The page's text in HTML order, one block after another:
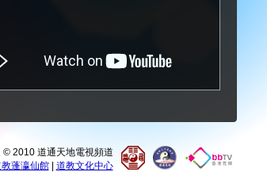
© 2010 道通天地電視頻道
蓬瀛仙館| 道教文化中心